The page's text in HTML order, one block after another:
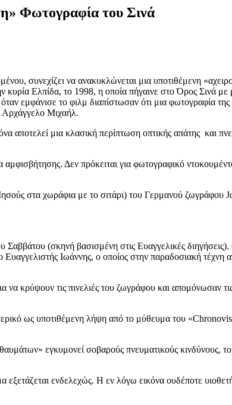
Φωτογραφία του Σινά
συνεχίζει να ανακυκλώνεται μια υποτιθέμενη
κυρία Ελπίδα, το 1998, η οποία πήγαινε στο Όρος Σινά
εμφάνισε το φιλμ διαπίστωσαν ότι μια φωτογραφία της
Αρχάγγελο Μιχαήλ.
αποτελεί μια κλασική περίπτωση οπτικής απάτης και
Δεν πρόκειται για φωτογραφικό
στα χωράφια με το σιτάρι) του Γερμανού ζωγράφου
(σκηνή βασισμένη στις Ευαγγελικές
Ιωάννης, ο οποίος στην παραδοσιακή τέχνη
κρύψουν τις πινελιές του ζωγράφου και απομόνωσαν τις
ως υποτιθέμενη λήψη από το μύθευμα του
εγκυμονεί σοβαρούς πνευματικούς κινδύνους,
ενδελεχώς. Η εν λόγω εικόνα ουδέποτε